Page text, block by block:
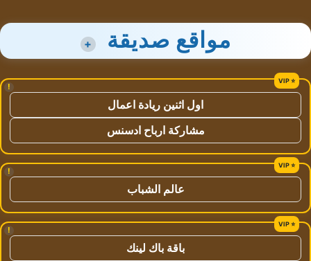
مواقع صديقة +
!
اول اثنين ريادة اعمال
مشاركة ارباح ادسنس
!
عالم الشباب
!
باقة باك لينك